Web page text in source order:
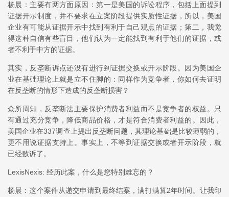
杨晨：主要有两方面原因：第一是美国的诉讼程序，包括上面提到
证据开示制度，并不要求在立案阶段提供实质性证据，所以，美国
企业有可能从证据开示中找到有利于自己观点的证据；第二，我觉
得这种自信有些盲目，他们认为一定能找到有利于他们的证据，或
者不利于中方的证据。
其实，反垄断诉点还没有进行到证据交换或开示阶段。因为美国企
业在基础理论上就是立不住脚的：同样作为竞争者，你如何去证明
在反垄断的情形下造成的反垄断损害？
众所周知，反垄断法主要保护消费者利益而不是竞争者的权益。只
有通过充分竞争，降低商品价格，才是符合消费者利益的。因此，
美国企业在337调查上提出反垄断问题，其理论基础是比较薄弱的，
更不用说证据支持上。事实上，不等到证据交换或者开示阶段，就
已经败诉了。
LexisNexis: 经历此案，什么是您特别难忘的？
杨晨：这个案件从递交申请到最终结案，满打满算2年时间。让我印